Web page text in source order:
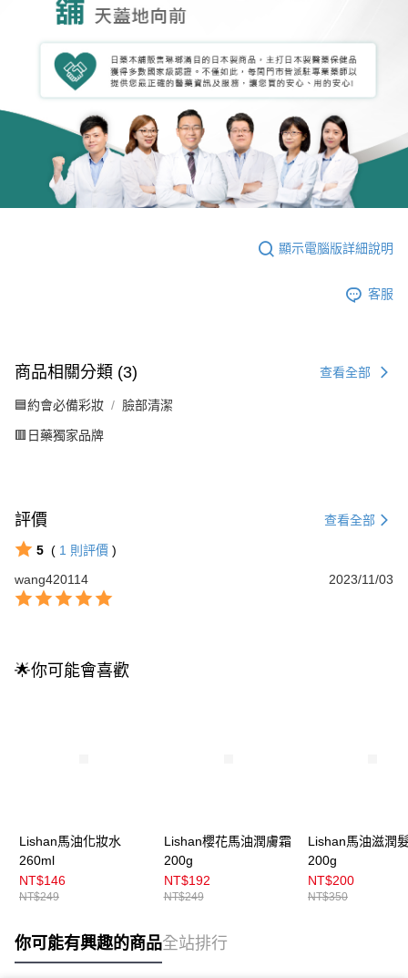
顯示電腦版詳細說明
客服
商品相關分類 (3) 查看全部
🟦約會必備彩妝 臉部清潔
🟥日藥獨家品牌
評價 查看全部
5 ( 1 則評價 )
wang420114
2023/11/03
🌟你可能會喜歡
Lishan馬油化妝水
260ml
NT$146
NT$249
Lishan櫻花馬油潤膚霜
200g
NT$192
NT$249
Lishan馬油滋潤
200g
NT$200
NT$350
你可能有興趣的商品全站排行